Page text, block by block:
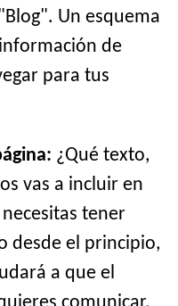
Un esquema
de
para tus
¿Qué texto,
vas a incluir en
tener
desde el principio,
a que el